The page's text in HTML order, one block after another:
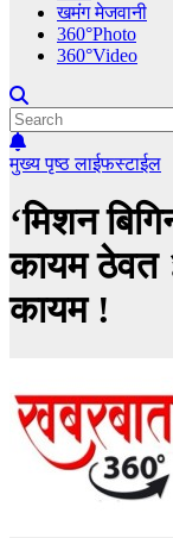
खमंग मेजवानी
360°Photo
360°Video
मुख्य पृष्ठलाईफस्टाईल
‘मिशन
कायम ठेवत
कायम !